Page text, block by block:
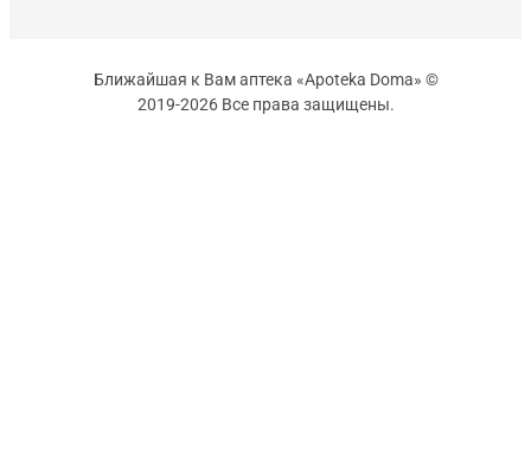
Ближайшая к Вам аптека «Apoteka Doma» ©
2019-2026 Все права защищены.